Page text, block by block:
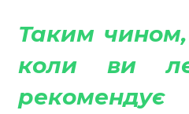
Таким
коли ви
рекомендує